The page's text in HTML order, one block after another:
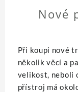
Nové
Při koupi nové
několik věcí a
velikost, neboli
přístroj má